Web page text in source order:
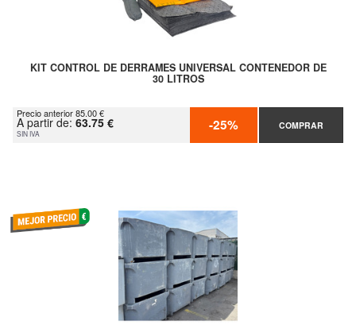
KIT CONTROL DE DERRAMES UNIVERSAL CONTENEDOR DE
30 LITROS
Precio anterior 85.00 €
A partir de: 63.75 €
SIN IVA -25% COMPRAR